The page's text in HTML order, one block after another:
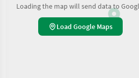
Loading the map will send data to
Load Google Maps